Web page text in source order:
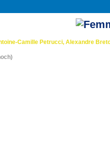
Camille Petrucci, Alexandre